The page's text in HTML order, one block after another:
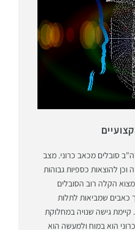
סובלים מכאב כרוני. מצב
וכן להוצאות כספיות גבוהות
הקלה רוב הסובלים
כאבים שמביאות לתלות
קיימת גישה שנויה במחלוקת
הוא במוח ולמעשה הוא